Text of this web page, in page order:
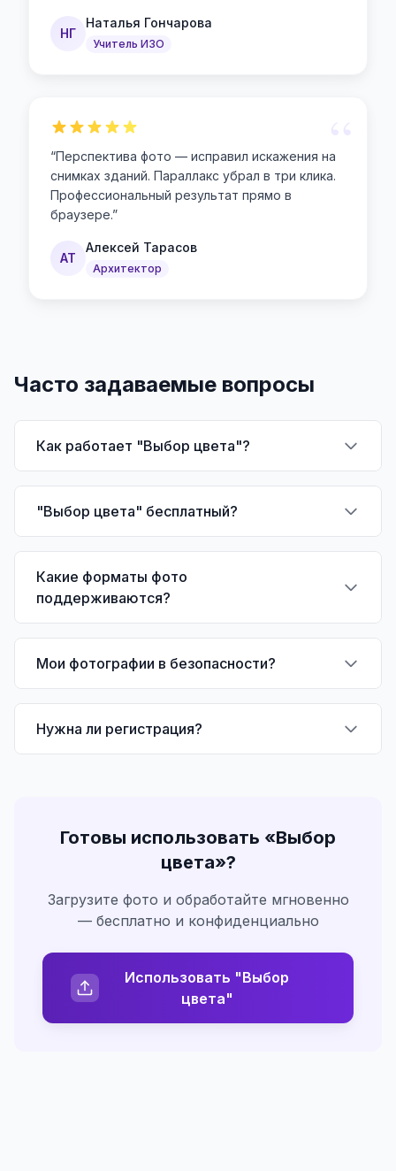
НГ
Наталья Гончарова
Учитель ИЗО
“
“Перспектива фото — исправил искажения на
снимках зданий. Параллакс убрал в три клика.
Профессиональный результат прямо в
браузере.”
АТ
Алексей Тарасов
Архитектор
Часто задаваемые вопросы
Как работает "Выбор цвета"?
"Выбор цвета" бесплатный?
Какие форматы фото
поддерживаются?
Мои фотографии в безопасности?
Нужна ли регистрация?
Готовы использовать «Выбор
цвета»?
Загрузите фото и обработайте мгновенно
— бесплатно и конфиденциально
Использовать "Выбор
цвета"